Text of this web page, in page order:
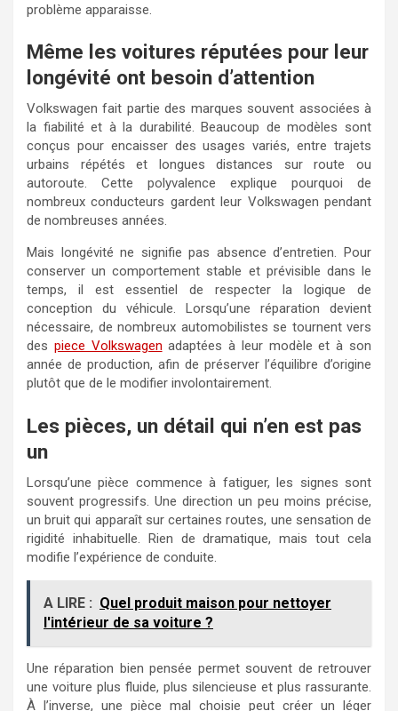
problème apparaisse.
Même les voitures réputées pour leur
longévité ont besoin d’attention
Volkswagen fait partie des marques souvent associées à
la fiabilité et à la durabilité. Beaucoup de modèles sont
conçus pour encaisser des usages variés, entre trajets
urbains répétés et longues distances sur route ou
autoroute. Cette polyvalence explique pourquoi de
nombreux conducteurs gardent leur Volkswagen pendant
de nombreuses années.
Mais longévité ne signifie pas absence d’entretien. Pour
conserver un comportement stable et prévisible dans le
temps, il est essentiel de respecter la logique de
conception du véhicule. Lorsqu’une réparation devient
nécessaire, de nombreux automobilistes se tournent vers
des piece Volkswagen adaptées à leur modèle et à son
année de production, afin de préserver l’équilibre d’origine
plutôt que de le modifier involontairement.
Les pièces, un détail qui n’en est pas
un
Lorsqu’une pièce commence à fatiguer, les signes sont
souvent progressifs. Une direction un peu moins précise,
un bruit qui apparaît sur certaines routes, une sensation de
rigidité inhabituelle. Rien de dramatique, mais tout cela
modifie l’expérience de conduite.
A LIRE : Quel produit maison pour nettoyer
l'intérieur de sa voiture ?
Une réparation bien pensée permet souvent de retrouver
une voiture plus fluide, plus silencieuse et plus rassurante.
À l’inverse, une pièce mal choisie peut créer un léger